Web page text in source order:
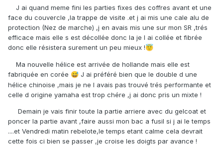
J ai quand meme fini les parties fixes des coffres avant et une
face du couvercle ,la trappe de visite .et j ai mis une cale alu de
protection (Nez de marche) ,j en avais mis une sur mon SR ,trés
efficace mais elle s est décollée donc la je l ai collée et fibrée
donc elle résistera surement un peu mieux !😇
Ma nouvelle hélice est arrivée de hollande mais elle est
fabriquée en corée 😅 J ai préféré bien que le double d une
hélice chinoise ,mais je ne l avais pas trouvé trés performante et
celle d origine yamaha est trop chére ,j ai donc pris un mixte !
Demain je vais finir toute la partie arriere avec du gelcoat et
poncer la partie avant ,faire aussi mon bac a fusil si j ai le temps
....et Vendredi matin rebelote,le temps etant calme cela devrait
cette fois ci bien se passer ,je croise les doigts par avance !